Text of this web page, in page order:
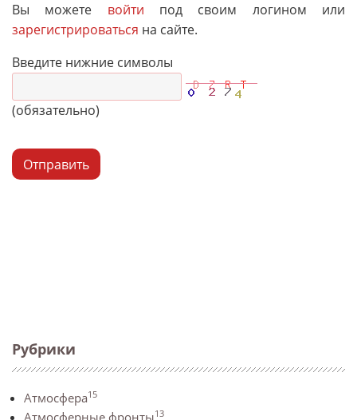
Рубрики
Атмосфера15
13
Вы можете войти под своим логином или
зарегистрироваться на сайте.
Введите нижние символы
(обязательно)
Отправить